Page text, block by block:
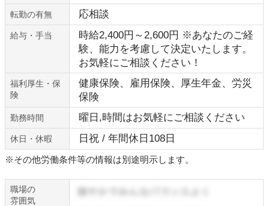
転勤の有無 応相談
給与・手当
時給2,400円～2,600円 ※あなたのご経
験、能力を考慮して決定いたします。
お気軽にご相談ください！
福利厚生・保
険
健康保険、雇用保険、厚生年金、労災
保険
勤務時間 曜日,時間はお気軽にご相談ください
休日・休暇 日祝 / 年間休日108日
※その他労働条件等の情報は別途明示します。
職場の
雰囲気